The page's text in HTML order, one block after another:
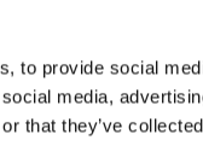
to provide social
media,
that they’veTa sedan